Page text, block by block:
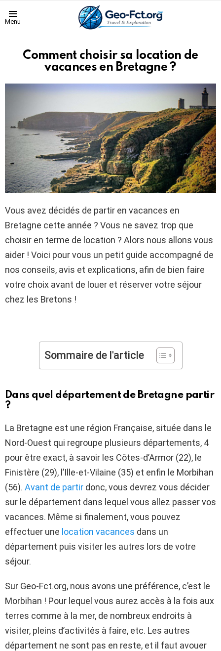
Menu
Comment choisir sa location de
vacances en Bretagne ?
Vous avez décidés de partir en vacances en
Bretagne cette année ? Vous ne savez trop que
choisir en terme de location ? Alors nous allons vous
aider ! Voici pour vous un petit guide accompagné de
nos conseils, avis et explications, afin de bien faire
votre choix avant de louer et réserver votre séjour
chez les Bretons !
Sommaire de l'article
Dans quel département de Bretagne partir
?
La Bretagne est une région Française, située dans le
Nord-Ouest qui regroupe plusieurs départements, 4
pour être exact, à savoir les Côtes-d’Armor (22), le
Finistère (29), l’Ille-et-Vilaine (35) et enfin le Morbihan
(56). Avant de partir donc, vous devrez vous décider
sur le département dans lequel vous allez passer vos
vacances. Même si finalement, vous pouvez
effectuer une location vacances dans un
département puis visiter les autres lors de votre
séjour.
Sur Geo-Fct.org, nous avons une préférence, c’est le
Morbihan ! Pour lequel vous aurez accès à la fois aux
terres comme à la mer, de nombreux endroits à
visiter, pleins d’activités à faire, etc. Les autres
département ne sont pas en reste, et il faut avouer